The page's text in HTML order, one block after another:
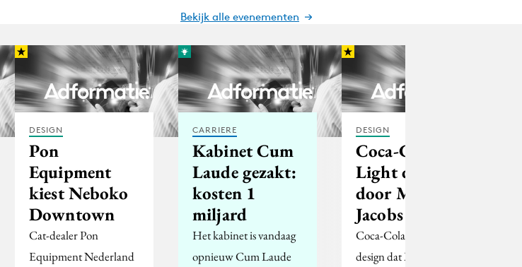
Bekijk alle evenementen
DESIGN
Pon
Equipment
kiest Neboko
Downtown
Cat-dealer Pon
Equipment Nederland
CARRIERE
Kabinet Cum
Laude gezakt:
kosten 1
miljard
Het kabinet is vandaag
opnieuw Cum Laude
DESIGN
Coca-Cola
Light design
door Marc
Jacobs
Coca-Cola onthult het
design dat Marc Jacobs